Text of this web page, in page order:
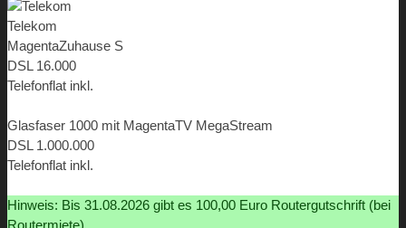
Telekom
MagentaZuhause S
DSL 16.000
Telefonflat inkl.
Glasfaser 1000 mit MagentaTV MegaStream
DSL 1.000.000
Telefonflat inkl.
Hinweis: Bis 31.08.2026 gibt es 100,00 Euro Routergutschrift (bei
Routermiete)